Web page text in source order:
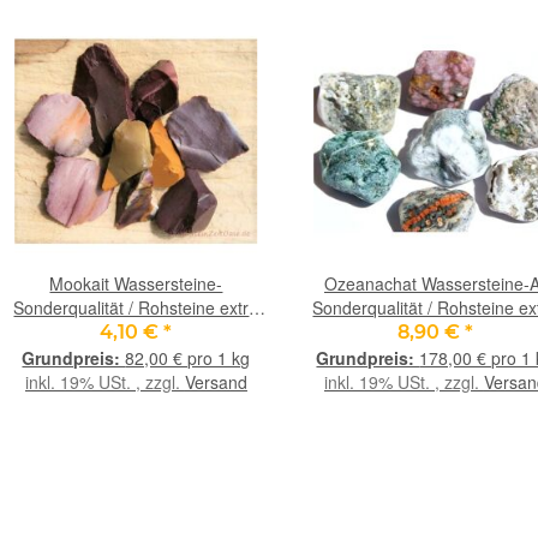
Mookait Wassersteine-
Sonderqualität / Rohsteine extra
angetrommelt (Hornstein) - ca. 50
g
4,10 €*
82,00 € pro 1 kg
inkl. 19% USt. , zzgl. Versand
Ozeanachat Wassersteine-
Sonderqualität / Rohsteine
angetrommelt - Rarität -
(Ozeanjaspis /
ca. 50 g (GKS)
8,90 € *
178,00 € pro 1
inkl. 19% USt. , zzgl.